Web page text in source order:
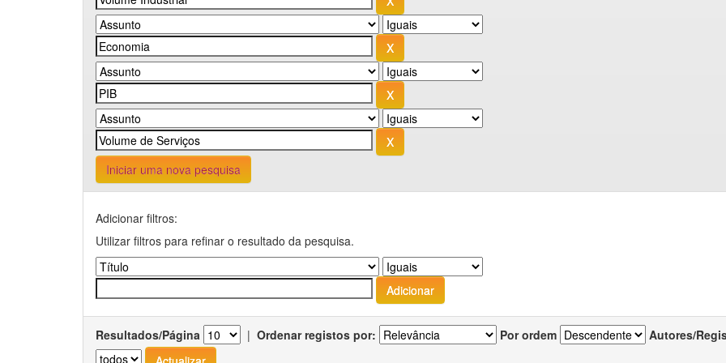
Iniciar uma nova pesquisa
Adicionar filtros:
Utilizar filtros para refinar o resultado da pesquisa.
Resultados/Página | Ordenar registos por: Por ordem Autores/